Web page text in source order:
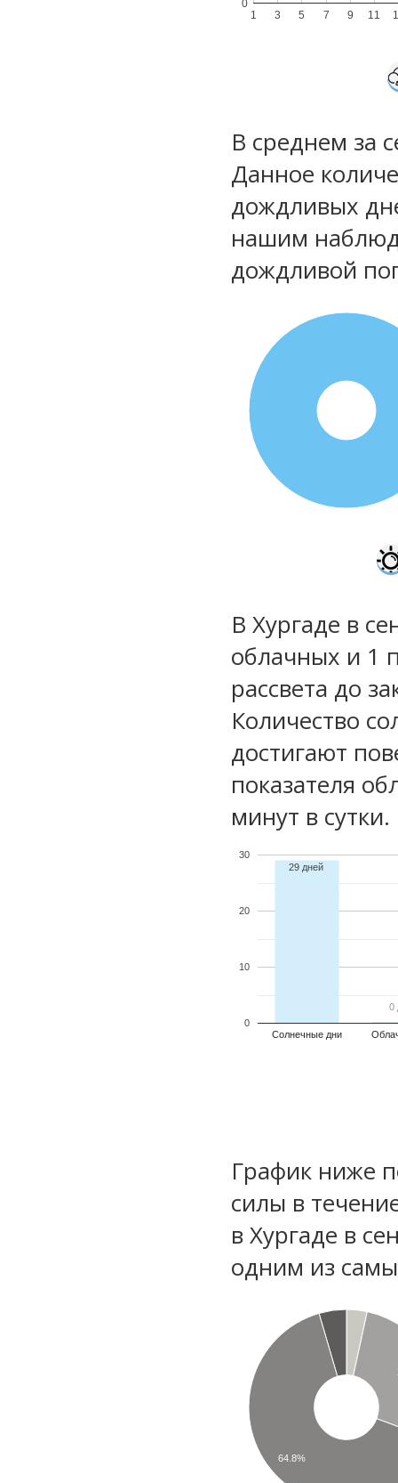
1 3 5 7 9 11
0
В среднем за
Данное
дождливых
нашим
дождливой
В Хургаде в
облачных и 1
рассвета до
Количество
достигают
показателя
минут в сутки.
Солнечные дни
0
10
20
30
29 дней
0
0
График ниже
силы в
в Хургаде в
одним из
64.8%